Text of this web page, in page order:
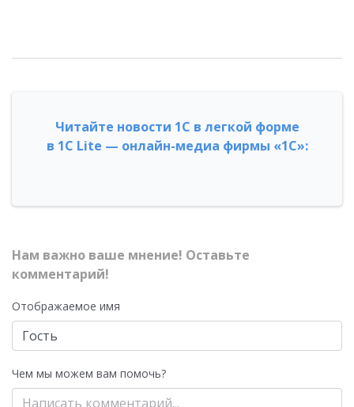
Читайте новости 1С в легкой форме
в 1С Lite — онлайн-медиа фирмы «1С»:
Нам важно ваше мнение! Оставьте
комментарий!
Отображаемое имя
Чем мы можем вам помочь?